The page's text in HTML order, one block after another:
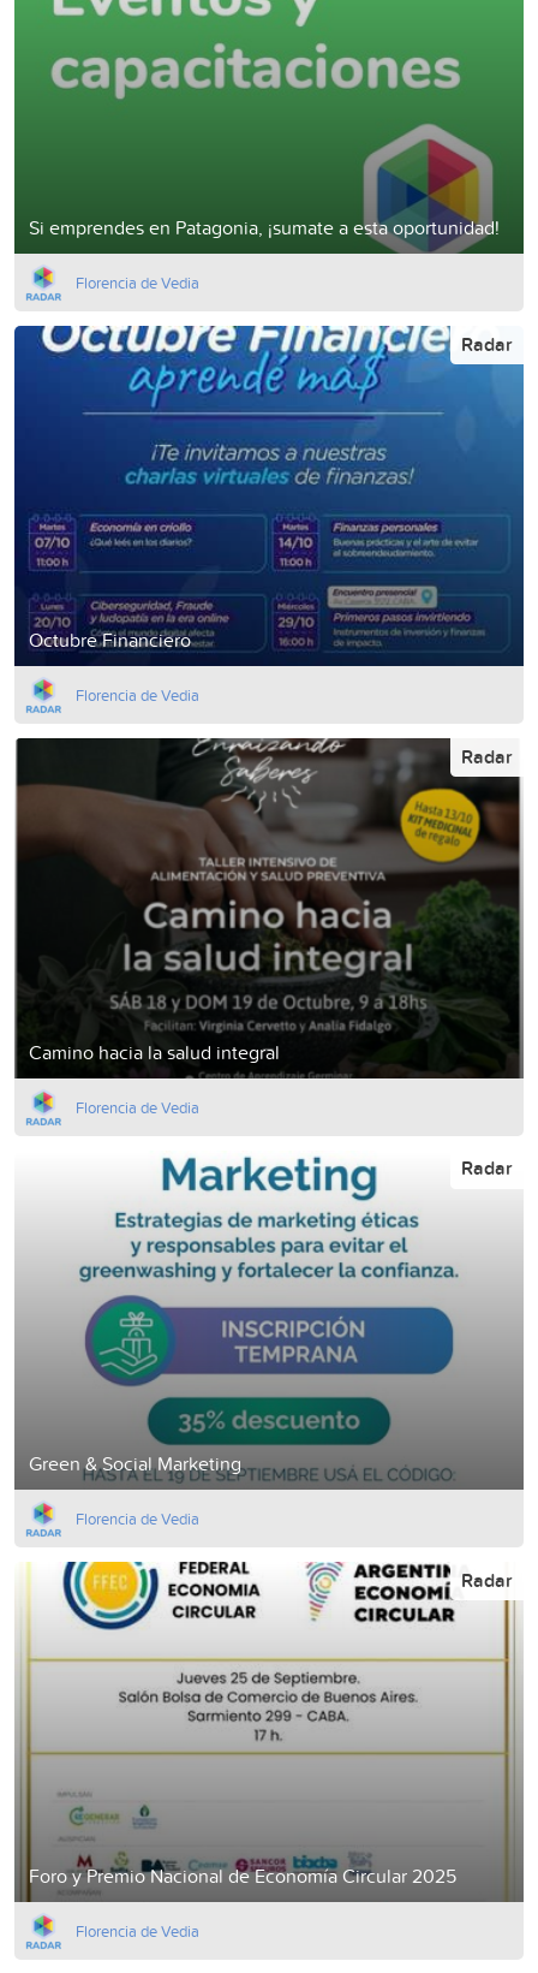
Si emprendes en Patagonia, ¡sumate a esta oportunidad!
Florencia de Vedia
Octubre Financiero
Radar
Florencia de Vedia
Camino hacia la salud integral
Radar
Florencia de Vedia
Green & Social Marketing
Radar
Florencia de Vedia
Foro y Premio Nacional de Economía Circular 2025
Radar
Florencia de Vedia